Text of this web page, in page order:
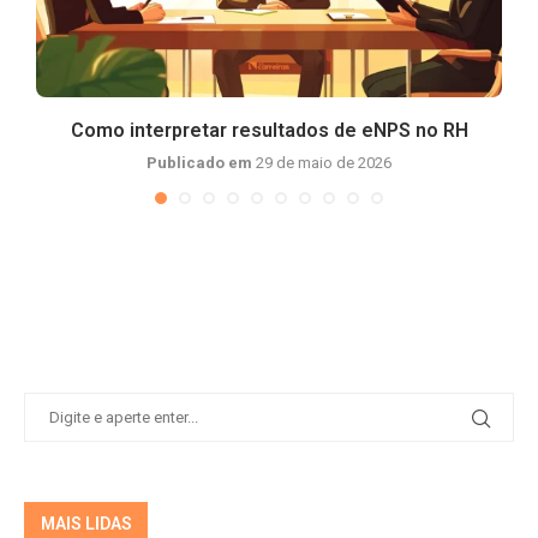
Como interpretar resultados de eNPS no RH
Publicado em 29 de maio de 2026
MAIS LIDAS